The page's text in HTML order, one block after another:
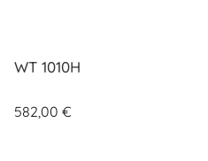
WT 1010H
582,00 €